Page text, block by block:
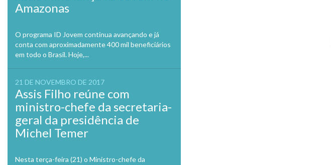
Amazonas
O programa ID Jovem continua avançando e já
conta com aproximadamente 400 mil beneficiários
em todo o Brasil. Hoje,...
21 DE NOVEMBRO DE 2017
Assis Filho reúne com
ministro-chefe da secretaria-
geral da presidência de
Michel Temer
Nesta terça-feira (21) o Ministro-chefe da